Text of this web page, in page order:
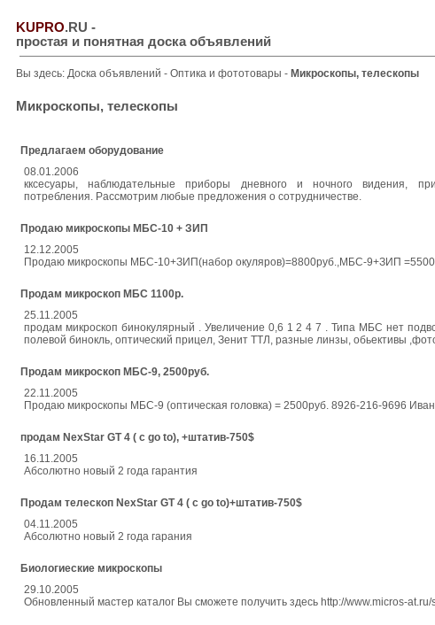
KUPRO.RU -
простая и понятная доска объявлений
Вы здесь: Доска объявлений - Оптика и фототовары - Микроскопы, телескопы
Микроскопы, телескопы
Предлагаем оборудование
08.01.2006
кксесуары, наблюдательные приборы дневного и ночного видения,
потребления. Рассмотрим любые предложения о сотрудничестве.
Продаю микроскопы МБС-10 + ЗИП
12.12.2005
Продаю микроскопы МБС-10+ЗИП(набор окуляров)=8800руб.,МБС-9+ЗИП
Продам микроскоп МБС 1100р.
25.11.2005
продам микроскоп бинокулярный . Увеличение 0,6 1 2 4 7 . Типа МБС нет
полевой бинокль, оптический прицел, Зенит ТТЛ, разные линзы, обьективы
Продам микроскоп МБС-9, 2500руб.
22.11.2005
Продаю микроскопы МБС-9 (оптическая головка) = 2500руб. 8926-216-9696
продам NexStar GT 4 ( c go to), +штатив-750$
16.11.2005
Абсолютно новый 2 года гарантия
Продам телескоп NexStar GT 4 ( c go to)+штатив-750$
04.11.2005
Абсолютно новый 2 года гарания
Биологиеские микроскопы
29.10.2005
Обновленный мастер каталог Вы сможете получить здесь http://www.micros-at.ru/